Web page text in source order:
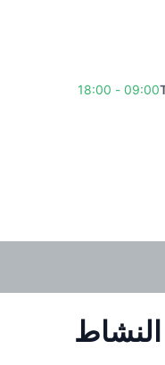
09:00 - 18:00